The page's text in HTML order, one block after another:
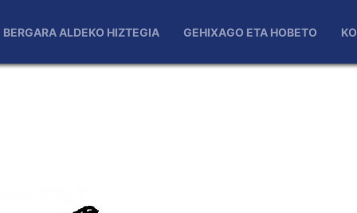
BERGARA ALDEKO HIZTEGIA GEHIXAGO ETA HOBETO